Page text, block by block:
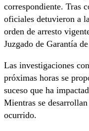
correspondiente. Tras
oficiales detuvieron a
orden de arresto
Juzgado de Garantía
Las investigaciones
próximas horas se
suceso que ha
Mientras se
ocurrido.